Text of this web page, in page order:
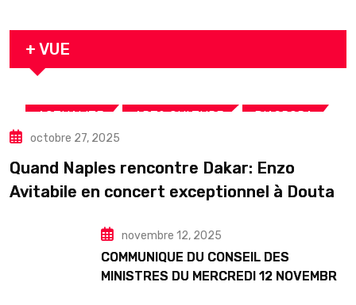
arrestation
+ VUE
ACTUALITE ART& CULTURE DIASPORA
TOURISME
octobre 27, 2025
Quand Naples rencontre Dakar: Enzo
Avitabile en concert exceptionnel à Douta
novembre 12, 2025
COMMUNIQUE DU CONSEIL DES
MINISTRES DU MERCREDI 12 NOVEMBRE